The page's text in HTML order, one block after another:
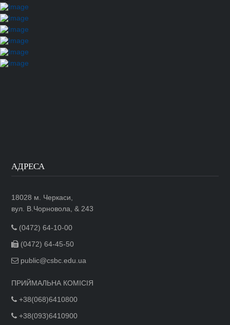
АДРЕСА
18028 м. Черкаси,
вул. В.Чорновола, & 243
(0472) 64-10-00
(0472) 64-45-50
public@csbc.edu.ua
ПРИЙМАЛЬНА КОМІСІЯ
+38(068)6410800
+38(093)6410900